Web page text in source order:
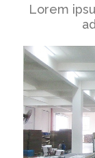
Lorem